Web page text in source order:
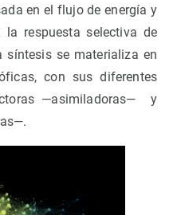
en el flujo de energía y
respuesta selectiva de
síntesis se materializa en
con sus diferentes
—asimiladoras— y